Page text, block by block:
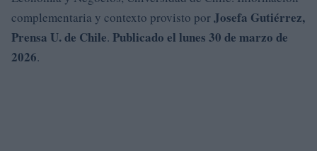
complementaria y contexto provisto porJosefa Gutiérrez,
Prensa U. de Chile. Publicado el lunes 30 de marzo de
2026.